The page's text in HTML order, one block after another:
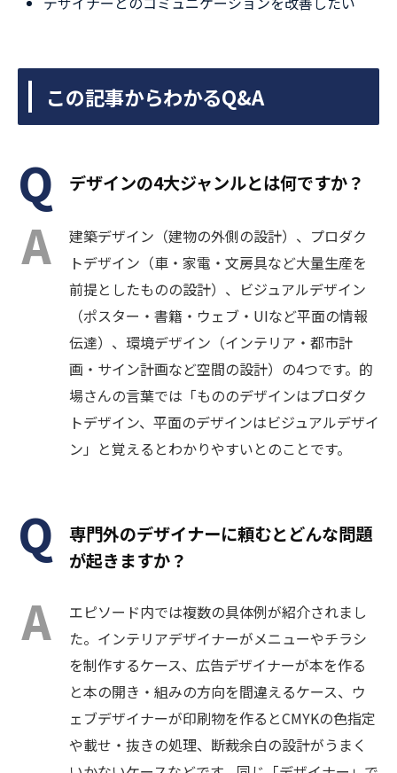
この記事からわかるQ&A
デザインの4大ジャンルとは何ですか？
建築デザイン（建物の外側の設計）、プロダク
トデザイン（車・家電・文房具など大量生産を
前提としたものの設計）、ビジュアルデザイン
（ポスター・書籍・ウェブ・UIなど平面の情報
伝達）、環境デザイン（インテリア・都市計
画・サイン計画など空間の設計）の4つです。的
場さんの言葉では「もののデザインはプロダク
トデザイン、平面のデザインはビジュアルデザイ
ン」と覚えるとわかりやすいとのことです。
専門外のデザイナーに頼むとどんな問題
が起きますか？
エピソード内では複数の具体例が紹介されまし
た。インテリアデザイナーがメニューやチラシ
を制作するケース、広告デザイナーが本を作る
と本の開き・組みの方向を間違えるケース、ウ
ェブデザイナーが印刷物を作るとCMYKの色指定
や載せ・抜きの処理、断裁余白の設計がうまく